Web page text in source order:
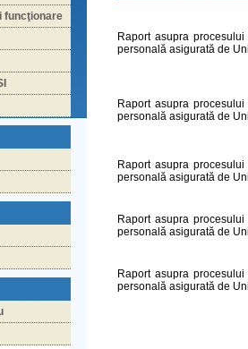
funcţionare
Raport asupra
personală asigurată de
Raport asupra
personală asigurată de
Raport asupra
personală asigurată de
Raport asupra
personală asigurată de
Raport asupra
personală asigurată de